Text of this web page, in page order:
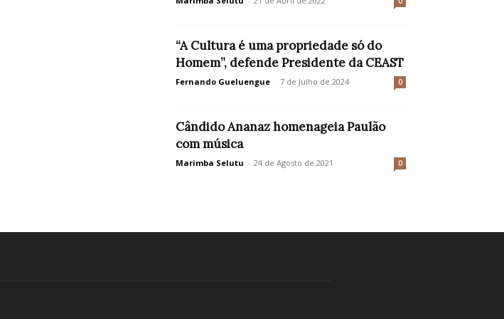
“A Cultura é uma propriedade só do
Homem”, defende Presidente da CEAST
Fernando Gueluengue - 7 de Julho de 2024 0
Cândido Ananaz homenageia Paulão
com música
Marimba Selutu - 24 de Agosto de 2021 0